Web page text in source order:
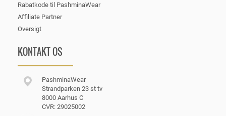
Rabatkode til PashminaWear
Affiliate Partner
Oversigt
KONTAKT OS
PashminaWear
Strandparken 23 st tv
8000 Aarhus C
CVR: 29025002